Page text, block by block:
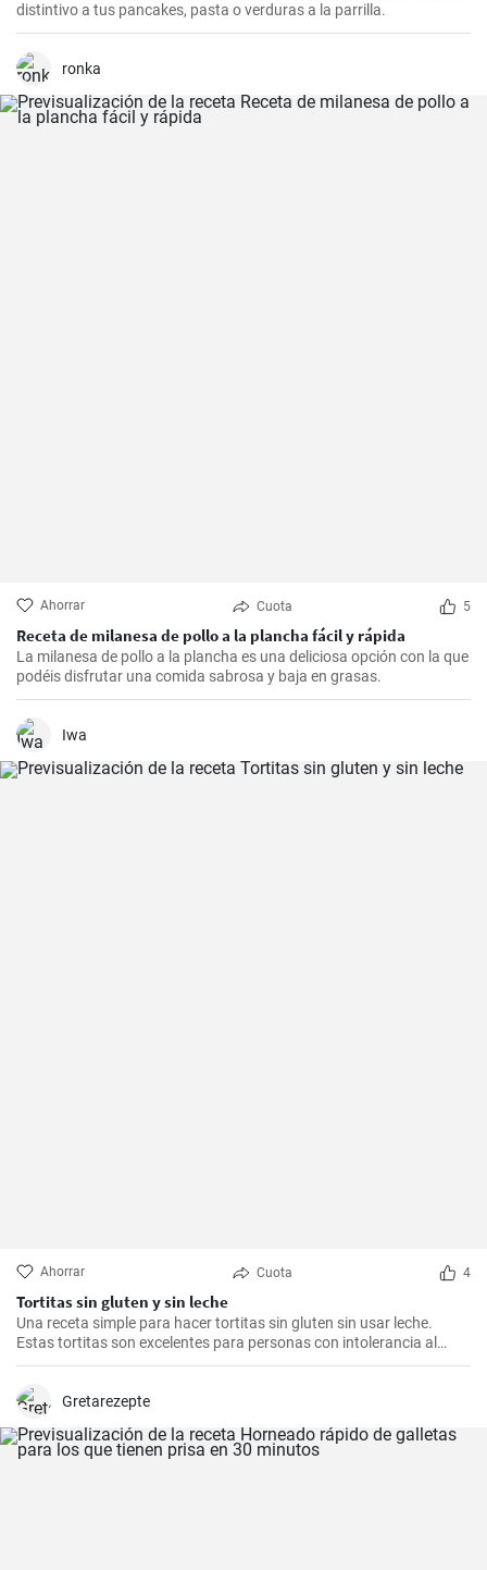
distintivo a tus pancakes, pasta o verduras a la parrilla.
ronka
Ahorrar Cuota 5
Receta de milanesa de pollo a la plancha fácil y rápida
La milanesa de pollo a la plancha es una deliciosa opción con la que
podéis disfrutar una comida sabrosa y baja en grasas.
Iwa
Ahorrar Cuota 4
Tortitas sin gluten y sin leche
Una receta simple para hacer tortitas sin gluten sin usar leche.
Estas tortitas son excelentes para personas con intolerancia al
gluten o la lactosa.
Gretarezepte